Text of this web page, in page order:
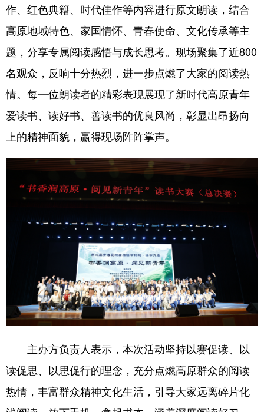
作、红色典籍、时代佳作等内容进行原文朗读，结合
高原地域特色、家国情怀、青春使命、文化传承等主
题，分享专属阅读感悟与成长思考。现场聚集了近800
名观众，反响十分热烈，进一步点燃了大家的阅读热
情。每一位朗读者的精彩表现展现了新时代高原青年
爱读书、读好书、善读书的优良风尚，彰显出昂扬向
上的精神面貌，赢得现场阵阵掌声。
主办方负责人表示，本次活动坚持以赛促读、以
读促思、以思促行的理念，充分点燃高原群众的阅读
热情，丰富群众精神文化生活，引导大家远离碎片化